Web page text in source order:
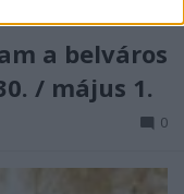
a belváros
/ május 1.
0